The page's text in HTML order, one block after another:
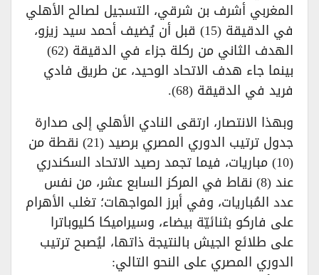
المغربي أشرف بن شرقي، التسجيل لصالح الأهلي
في الدقيقة (15) قبل أن يُضيف أحمد سيد زيزو،
الهدف الثاني من ركلة جزاء في الدقيقة (62)
بينما جاء هدف الاتحاد الوحيد، عن طريق فادي
فريد في الدقيقة (68).
وبهذا الانتصار، ارتقى النادي الأهلي إلى صدارة
جدول ترتيب الدوري المصري برصيد (21) نقطة من
(10) مباريات، فيما تجمد رصيد الاتحاد السكندري
عند (8) نقاط في المركز السابع عشر، من نفس
عدد المُباريات، وفي أبرز المواجهات؛ تغلب الأهرام
على فاركو بثنائيّة بيضاء، وسيراميكا كليوباترا
على طلائع الجيش بالنتيجة ذاتها، ليُصبح ترتيب
الدوري المصري على النحو التالي: